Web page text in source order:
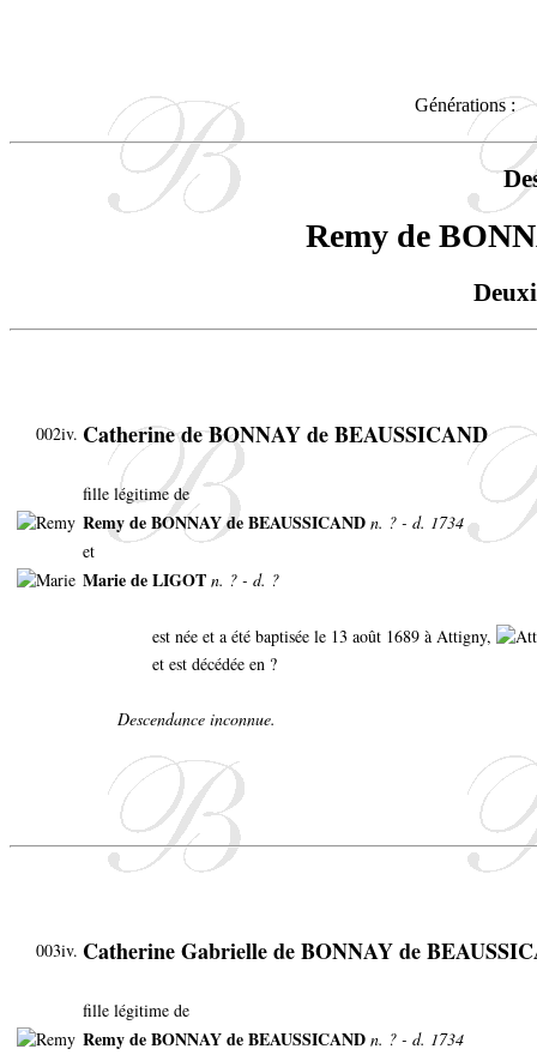
Générations :
Remy de
002iv. Catherine de BONNAY de BEAUSSICAND
fille légitime de
Remy de BONNAY de BEAUSSICAND n. ? - d. 1734
et
Marie de LIGOT n. ? - d. ?
est née et a été baptisée le 13 août 1689 à Attigny,
et est décédée en ?
Descendance inconnue.
003iv. Catherine Gabrielle de BONNAY de
fille légitime de
Remy de BONNAY de BEAUSSICAND n. ? - d. 1734